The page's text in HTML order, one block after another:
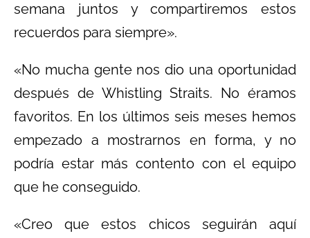
semana juntos y compartiremos estos
recuerdos para siempre».
«No mucha gente nos dio una oportunidad
después de Whistling Straits. No éramos
favoritos. En los últimos seis meses hemos
empezado a mostrarnos en forma, y no
podría estar más contento con el equipo
que he conseguido.
«Creo que estos chicos seguirán aquí